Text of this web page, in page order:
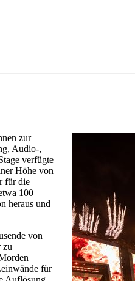
zur
Audio-,
verfügte
Höhe von
für die
100
heraus und
von
zu
für